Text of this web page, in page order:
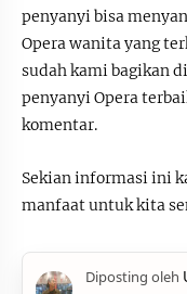
penyanyi bisa
Opera wanita yang
sudah kami bagikan
penyanyi Opera
komentar.
Sekian informasi ini
manfaat untuk kita